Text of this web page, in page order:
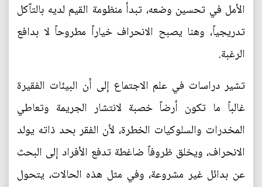
الأمل في تحسين وضعه، تبدأ منظومة القيم لديه بالتآكل
تدريجياً، وهنا يصبح الانحراف خياراً مطروحاً لا بدافع
الرغبة.
تشير دراسات في علم الاجتماع إلى أن البيئات الفقيرة
غالباً ما تكون أرضاً خصبة لانتشار الجريمة وتعاطي
المخدرات والسلوكيات الخطرة، لأن الفقر بحد ذاته يولد
الانحراف، ويخلق ظروفاً ضاغطة تدفع الأفراد إلى البحث
عن بدائل غير مشروعة، وفي مثل هذه الحالات، يتحول